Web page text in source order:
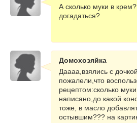
А сколько муки в
догадаться?
Домохозяйка
Даааа,взялись с
пожалели,что
рецептом:сколько
написано,до какой
тоже, в масло
остывшим??? на